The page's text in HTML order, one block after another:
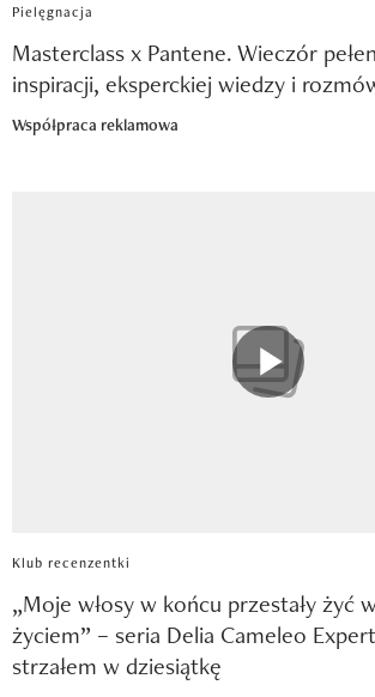
Pielęgnacja
Masterclass x Pantene. Wieczór
inspiracji, eksperckiej wiedzy i
Współpraca reklamowa
Klub recenzentki
„Moje włosy w końcu przestały żyć
życiem” – seria Delia Cameleo
strzałem w dziesiątkę